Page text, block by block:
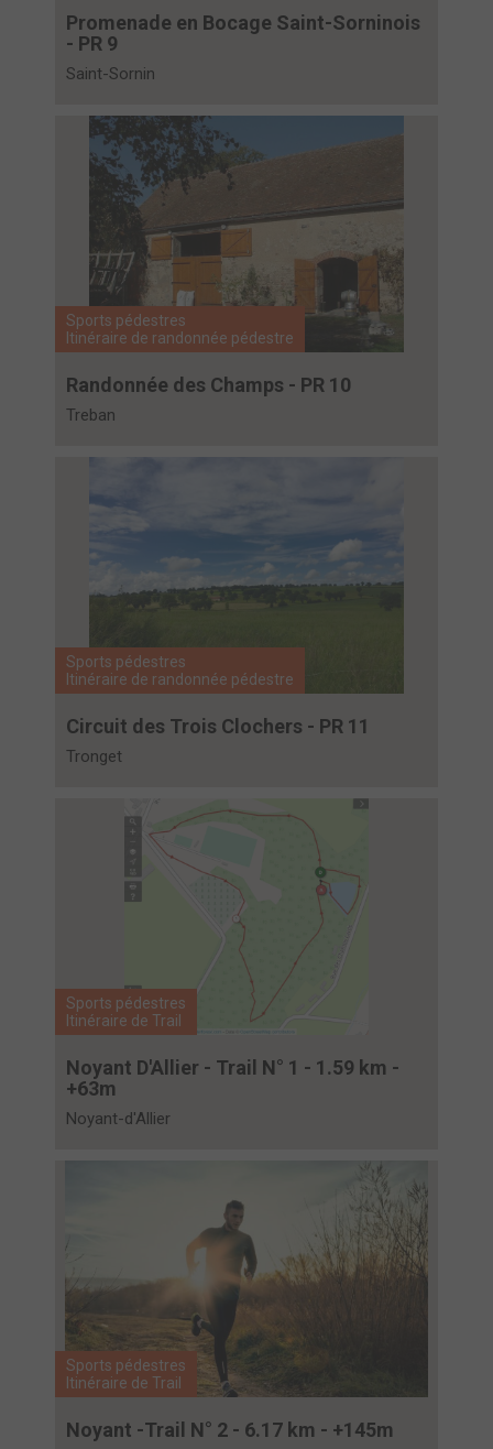
Promenade en Bocage Saint-Sorninois
- PR 9
Saint-Sornin
Sports pédestres
Itinéraire de randonnée pédestre
Randonnée des Champs - PR 10
Treban
Sports pédestres
Itinéraire de randonnée pédestre
Circuit des Trois Clochers - PR 11
Tronget
Sports pédestres
Itinéraire de Trail
Noyant D'Allier - Trail N° 1 - 1.59 km -
+63m
Noyant-d'Allier
Sports pédestres
Itinéraire de Trail
Noyant -Trail N° 2 - 6.17 km - +145m